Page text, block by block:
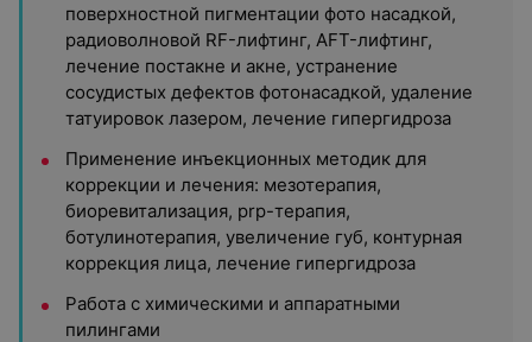
поверхностной пигментации фото насадкой,
радиоволновой RF-лифтинг, AFT-лифтинг,
лечение постакне и акне, устранение
сосудистых дефектов фотонасадкой, удаление
татуировок лазером, лечение гипергидроза
Применение инъекционных методик для
коррекции и лечения: мезотерапия,
биоревитализация, prp-терапия,
ботулинотерапия, увеличение губ, контурная
коррекция лица, лечение гипергидроза
Работа с химическими и аппаратными
пилингами